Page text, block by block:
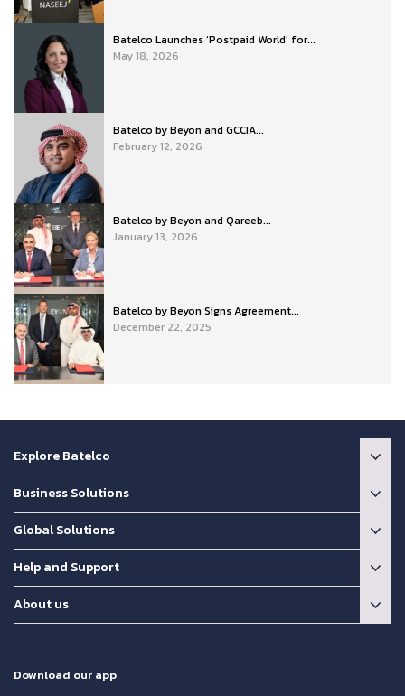
Batelco Launches ‘Postpaid World’ for...
May 18, 2026
Batelco by Beyon and GCCIA...
February 12, 2026
Batelco by Beyon and Qareeb...
January 13, 2026
Batelco by Beyon Signs Agreement...
December 22, 2025
Explore Batelco
Business Solutions
Global Solutions
Help and Support
About us
Download our app